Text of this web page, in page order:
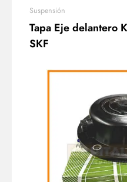
Suspensión
Tapa Eje delantero
SKF